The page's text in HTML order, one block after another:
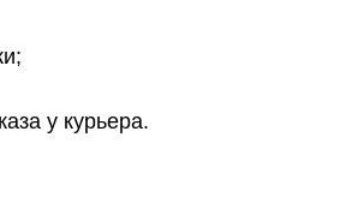
у курьера.